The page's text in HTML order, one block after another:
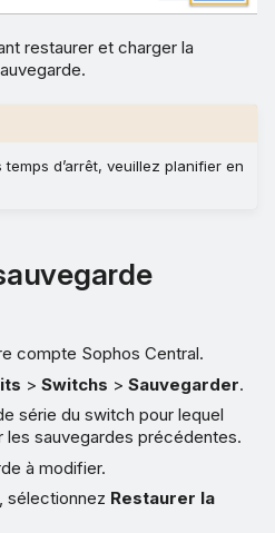
restaurer et charger la
d’arrêt, veuillez planifier en
compte Sophos Central.
>Switchs >Sauvegarder.
série du switch pour lequel
les sauvegardes précédentes.
à modifier.
, sélectionnez Restaurer la